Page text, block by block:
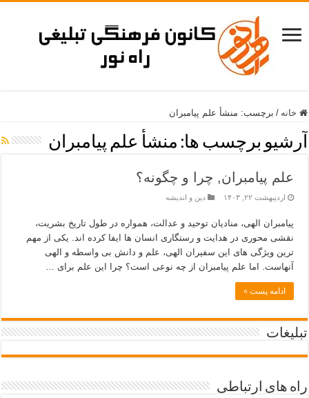
خانه / برچسب: منشأ علم پیامبران
آرشیو برچسب ها: منشأ علم پیامبران
علم پیامبران, چرا و چگونه؟
اردیبهشت ۲۲, ۱۴۰۳ دین و اندیشه
پیامبران الهی، منادیان توحید و عدالت، همواره در طول تاریخ بشریت،
نقشی محوری در هدایت و رستگاری انسان ها ایفا کرده اند. یکی از مهم
ترین ویژگی های این سفیران الهی، علم و دانش بی واسطه و الهی
آنهاست. اما علم پیامبران از چه نوعی است؟ چرا این علم برای …
ادامه پست »
تبلیغات
راه های ارتباطی